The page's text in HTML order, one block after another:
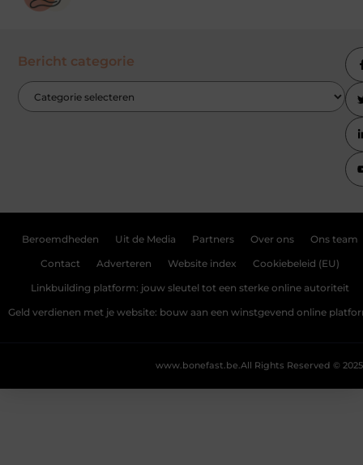
Bericht categorie
Beroemdheden Uit de Media Partners Over ons Ons team
Contact Adverteren Website index Cookiebeleid (EU)
Linkbuilding platform: jouw sleutel tot een sterke online autoriteit
Geld verdienen met je website: bouw aan een winstgevend online
All Rights Reserved © 2025
www.bonefast.be.